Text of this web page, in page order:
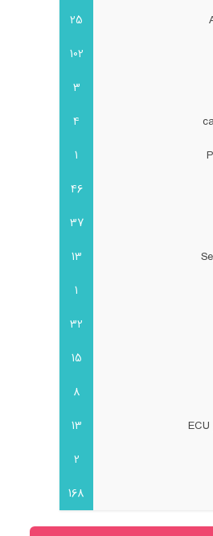
25
102
3
4
1
46
37
13
1
32
15
8
13
2
168